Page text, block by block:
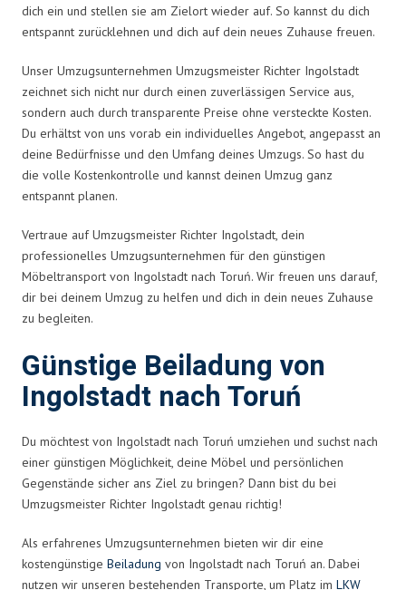
dich ein und stellen sie am Zielort wieder auf. So kannst du dich
entspannt zurücklehnen und dich auf dein neues Zuhause freuen.
Unser Umzugsunternehmen Umzugsmeister Richter Ingolstadt
zeichnet sich nicht nur durch einen zuverlässigen Service aus,
sondern auch durch transparente Preise ohne versteckte Kosten.
Du erhältst von uns vorab ein individuelles Angebot, angepasst an
deine Bedürfnisse und den Umfang deines Umzugs. So hast du
die volle Kostenkontrolle und kannst deinen Umzug ganz
entspannt planen.
Vertraue auf Umzugsmeister Richter Ingolstadt, dein
professionelles Umzugsunternehmen für den günstigen
Möbeltransport von Ingolstadt nach Toruń. Wir freuen uns darauf,
dir bei deinem Umzug zu helfen und dich in dein neues Zuhause
zu begleiten.
Günstige Beiladung von
Ingolstadt nach Toruń
Du möchtest von Ingolstadt nach Toruń umziehen und suchst nach
einer günstigen Möglichkeit, deine Möbel und persönlichen
Gegenstände sicher ans Ziel zu bringen? Dann bist du bei
Umzugsmeister Richter Ingolstadt genau richtig!
Als erfahrenes Umzugsunternehmen bieten wir dir eine
kostengünstige Beiladung von Ingolstadt nach Toruń an. Dabei
nutzen wir unseren bestehenden Transporte, um Platz im LKW